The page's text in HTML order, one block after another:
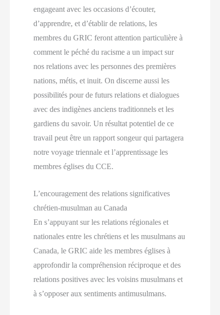
engageant avec les occasions d’écouter,
d’apprendre, et d’établir de relations, les
membres du GRIC feront attention particulière à
comment le péché du racisme a un impact sur
nos relations avec les personnes des premières
nations, métis, et inuit. On discerne aussi les
possibilités pour de futurs relations et dialogues
avec des indigènes anciens traditionnels et les
gardiens du savoir. Un résultat potentiel de ce
travail peut être un rapport songeur qui partagera
notre voyage triennale et l’apprentissage les
membres églises du CCE.
L’encouragement des relations significatives
chrétien-musulman au Canada
En s’appuyant sur les relations régionales et
nationales entre les chrétiens et les musulmans au
Canada, le GRIC aide les membres églises à
approfondir la compréhension réciproque et des
relations positives avec les voisins musulmans et
à s’opposer aux sentiments antimusulmans.